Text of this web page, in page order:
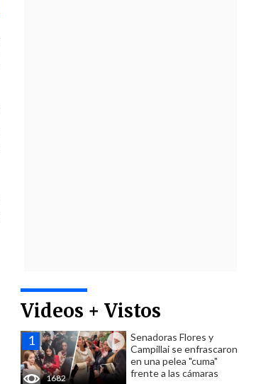
Videos + Vistos
1682
Senadoras Flores y
Campillai se enfrascaron
en una pelea "cuma"
frente a las cámaras